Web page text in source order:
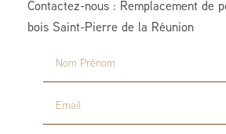
Contactez-nous : Remplacement de
bois Saint-Pierre de la Réunion
Nom Prénom
Email